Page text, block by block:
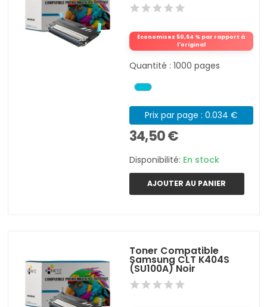
Économisez 50,64 % par rapport à
l'original
Quantité : 1000 pages
Prix par page : 0.034 €
34,50 €
Disponibilité: En stock
AJOUTER AU PANIER
Toner Compatible
Samsung CLT K404S
(SU100A) Noir